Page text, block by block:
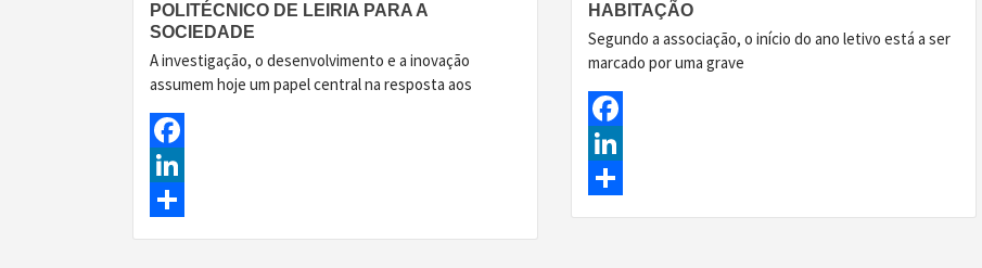
POLITÉCNICO DE LEIRIA PARA A
SOCIEDADE
A investigação, o desenvolvimento e a inovação
assumem hoje um papel central na resposta aos
Facebook
LinkedIn
Share
HABITAÇÃO
Segundo a associação, o início do ano letivo está a ser
marcado por uma grave
Facebook
LinkedIn
Share